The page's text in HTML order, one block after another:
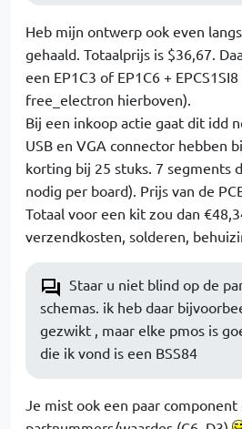
Heb mijn ontwerp ook even
gehaald. Totaalprijs is $36,67.
een EP1C3 of EP1C6 +
free_electron hierboven).
Bij een inkoop actie gaat dit idd
USB en VGA connector hebben
korting bij 25 stuks. 7 segments
nodig per board). Prijs van de
Totaal voor een kit zou dan
verzendkosten, solderen,
Staar u niet blind op de
schemas. ik heb daar
gezwikt , maar elke pmos is
die ik vond is een BSS84
Je mist ook een paar component